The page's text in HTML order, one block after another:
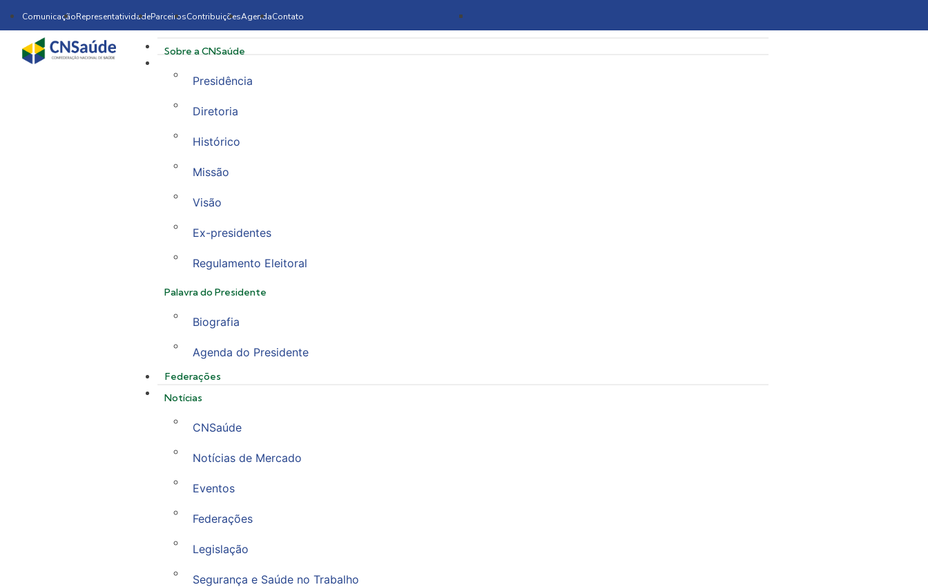
ComunicaçãoRepresentatividadeParceirosContribuiçõesAgendaContato
Sobre a CNSaúde
Presidência
Diretoria
Histórico
Missão
Visão
Ex-presidentes
Regulamento Eleitoral
Palavra do Presidente
Biografia
Agenda do Presidente
Federações
Notícias
CNSaúde
Notícias de Mercado
Eventos
Federações
Legislação
Segurança e Saúde no Trabalho